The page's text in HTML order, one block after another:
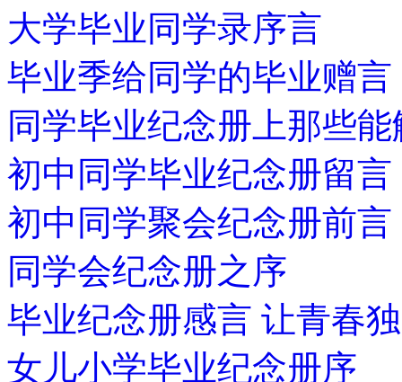
大学毕业同学录序言
毕业季给同学的毕业赠言
同学毕业纪念册上那些
初中同学毕业纪念册留言
初中同学聚会纪念册前言
同学会纪念册之序
毕业纪念册感言 让青春
女儿小学毕业纪念册序